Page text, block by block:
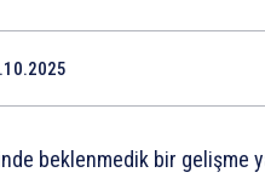
beklenmedik bir gelişme